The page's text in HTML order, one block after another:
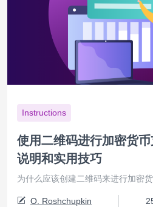
Instructions
使用二维码进行加密货
说明和实用技巧
为什么应该创建二维码来进行加密
O. Roshchupkin